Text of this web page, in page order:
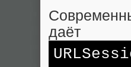
даёт